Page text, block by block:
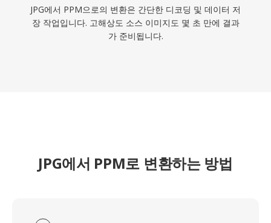
JPG에서 PPM으로의 변환은 간단한 디코딩 및 데이터 저
장 작업입니다. 고해상도 소스 이미지도 몇 초 만에 결과
가 준비됩니다.
JPG에서 PPM로 변환하는 방법